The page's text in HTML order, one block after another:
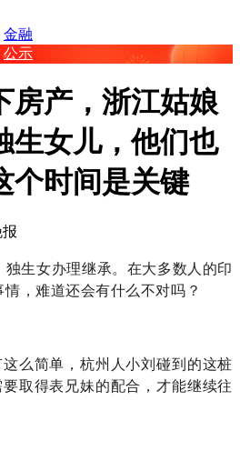
金融
公示
房产，浙江姑娘
生女儿，他们也
个时间是关键
生女办理继承。在大多数人的印
，难道还会有什么不对吗？
么简单，杭州人小刘碰到的这桩
取得表兄妹的配合，才能继续往